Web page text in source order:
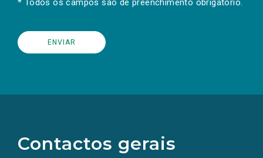
* Todos os campos são de preenchimento obrigatório.
Contactos gerais
redes
sociais